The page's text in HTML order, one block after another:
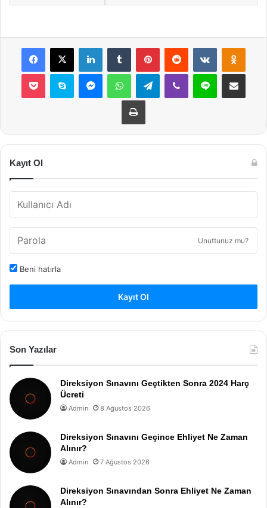
Facebook
X LinkedInTumblr PinterestReddit VKontakte
Pocket Skype MessengerWhatsAppTelegramViber Line E-Posta ile
Yazdır
Kayıt Ol
Unuttunuz mu?
Beni hatırla
Kayıt Ol
Son Yazılar
Direksiyon Sınavını Geçtikten Sonra 2024 Harç
Ücreti
Admin 8 Ağustos 2026
Direksiyon Sınavını Geçince Ehliyet Ne Zaman
Alınır?
Admin 7 Ağustos 2026
Direksiyon Sınavından Sonra Ehliyet Ne Zaman
Alınır?